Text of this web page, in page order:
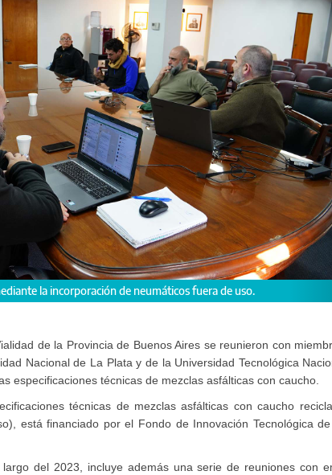
Vialidad, la UNLP y la UTN avanzan en el proyecto de redacción
de la Provincia de Buenos Aires se reunieron con
Nacional de La Plata y de la Universidad Tecnológica
especificaciones técnicas de mezclas asfálticas con caucho.
técnicas de mezclas asfálticas con caucho
está financiado por el Fondo de Innovación Tecnológica
del 2023, incluye además una serie de reuniones con